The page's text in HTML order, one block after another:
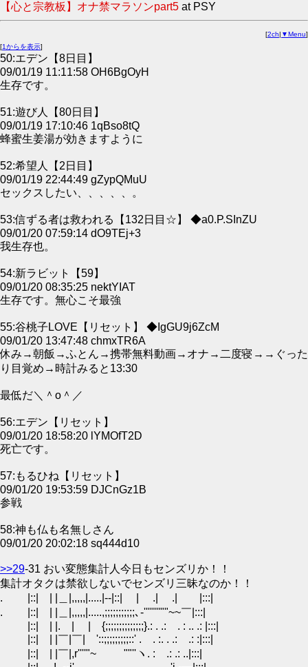
【心と宗教板】オナ禁マラソンpart5 at PSY
[2ch| ▼Menu]
[1からを表示]
50:エデン【8日目】
09/01/19 11:11:58 OH6BgOyH
生存です。
51:遊び人【80日目】
09/01/19 17:10:46 1qBso8tQ
蜂蜜生姜湯が効きますように
52:希望人【2日目】
09/01/19 22:44:49 gZypQMuU
セックスしたい、、、、、。
53:信ずる者は救われる【132日目☆】 ◆a0.P.SInZU
09/01/20 07:59:14 dO9TEj+3
我生存也。
54:新ラビット【59】
09/01/20 08:35:25 nektYIAT
生存です。無心こそ最強
55:谷桃子LOVE【リセット】 ◆IgGU9j6ZcM
09/01/20 13:47:48 chmxTR6A
休み→朝飯→ふとん→携帯無料動画→オナ→二度寝→→ぐった
り目覚め→時計みると13:30
最低だ＼＾o＾／
56:エデン【リセット】
09/01/20 18:58:20 lYMOfT2D
死亡です。
57:もるひね【リセット】
09/01/20 19:53:59 DJCnGz1B
参戦
58:神も仏も名無しさん
09/01/20 20:02:18 sq444d10
>>29-31 おい変態集計人今日もセンズリか！！
集計オタクは禁欲しないでセンズリ三昧なのか！！
. |::| | |＿|,,,,,|.....|--|::| | .| .| |:::|
. |::| | |＿|,,,,,|.....,;;;;;;;;;;;､‐''''''''""~~￣|:::|
|::| | |. | | {;;;;;;;;;;;;;;}.: . .: . : .. .: |:::|
|::| | |￣|￣| '::;;;;;;;;;::' . . :. . .: .: :|:::|
|::| | |￣|,r''''"~ ""''ヽ. : .: .: ..|:::|